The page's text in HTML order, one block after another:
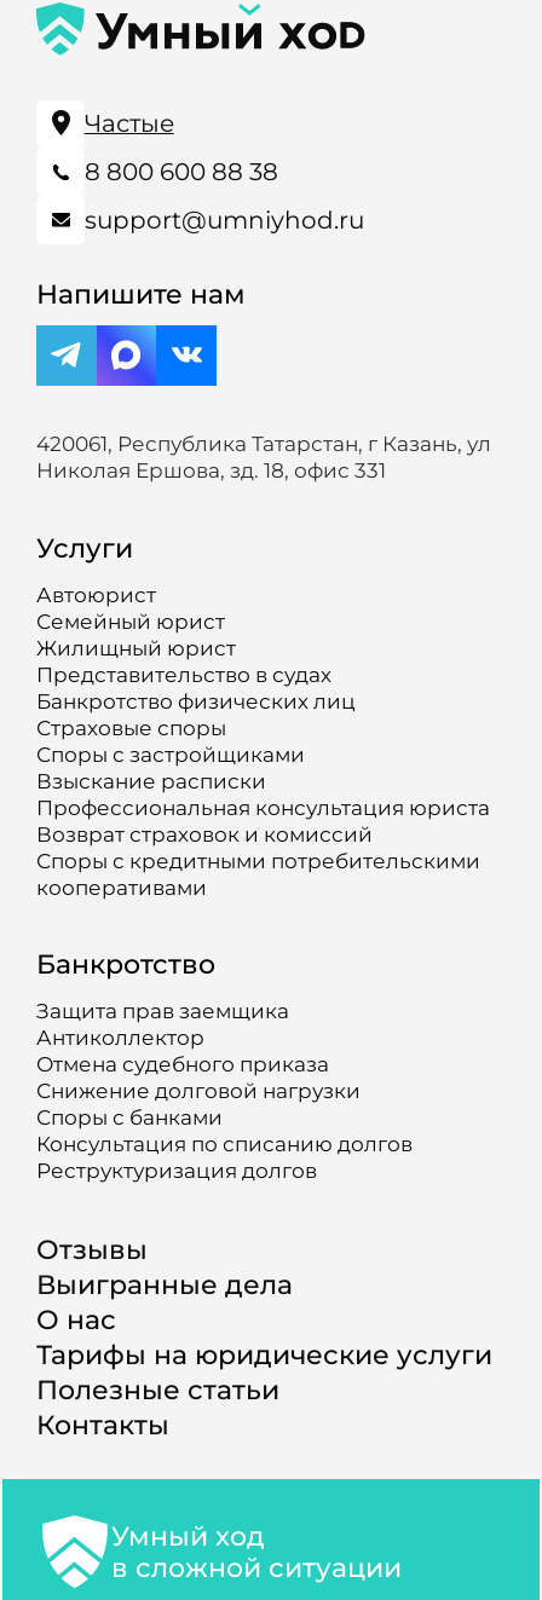
Частые
8 800 600 88 38
support@umniyhod.ru
Напишите нам
420061, Республика Татарстан, г Казань, ул
Николая Ершова, зд. 18, офис 331
Услуги
Автоюрист
Семейный юрист
Жилищный юрист
Представительство в судах
Банкротство физических лиц
Страховые споры
Споры с застройщиками
Взыскание расписки
Профессиональная консультация юриста
Возврат страховок и комиссий
Споры с кредитными потребительскими
кооперативами
Банкротство
Защита прав заемщика
Антиколлектор
Отмена судебного приказа
Снижение долговой нагрузки
Споры с банками
Консультация по списанию долгов
Реструктуризация долгов
Отзывы
Выигранные дела
О нас
Тарифы на юридические услуги
Полезные статьи
Контакты
Умный ход
в сложной ситуации